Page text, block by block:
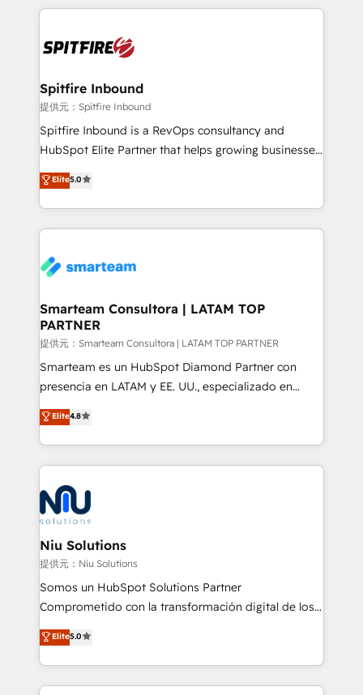
enable sales teams with the process, technology and
training to smash targets.
Spitfire Inbound
提供元：Spitfire Inbound
Spitfire Inbound is a RevOps consultancy and
HubSpot Elite Partner that helps growing businesses
design predictable, scalable revenue-driving
strategies. With offices in South Africa and London,
we take a RevOps-led approach that aligns sales,
marketing & service, breaks down silos, and gives
confidence. We deliver end to end strategy and
and technology around a single source of truth to
support sustainable growth and better decision-
making. Working with clients locally and globally, our
expertise includes HubSpot onboarding and CRM
implementation, automation, sales and customer
and data-driven campaigns. Winners of the first
Global HEART Award, Yamini Rogan, CEO of
Connect with us to see how we can do better and be
better together 🏆
Elite5.0
Smarteam Consultora | LATAM TOP
PARTNER
提供元：Smarteam Consultora | LATAM TOP PARTNER
Smarteam es un HubSpot Diamond Partner con
presencia en LATAM y EE. UU., especializado en
implementaciones de HubSpot, integraciones API y
optimización de procesos comerciales con IA. Con
más de 6 años de experiencia, hemos liderado 100+
implementaciones conectando HubSpot con SAP,
ERPs, e-commerce, plataformas financieras,
WhatsApp y sistemas logísticos. Nuestro equipo
multicultural trabaja en español, inglés y portugués,
uniendo visión estratégica y excelencia técnica para
generar resultados medibles. Apoyamos a empresas
de construcción, educación, tecnología, retail, e-
commerce, salud, financieras, seguros y servicios,
tomar decisiones basadas en datos. 🌎 Highlights:
5+ años como partner HubSpot 100+
Elite4.8
Niu Solutions
提供元：Niu Solutions
Somos un HubSpot Solutions Partner
Comprometido con la transformación digital de los
procesos comerciales de las empresas en
Latinoamérica, con un enfoque en Marketing, Ventas
y Servicio al Cliente. Somos un equipo de trabajo
multidisciplinario de alto rendimiento, con
Elite5.0